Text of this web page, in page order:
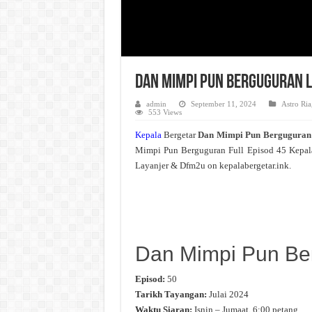
Dan Mimpi Pun Berguguran
admin September 11, 2024 Astro Ria
553 Views
KepalaBergetarDan Mimpi Pun Berguguran
Mimpi Pun Berguguran Full Episod 45
Layanjer & Dfm2u on kepalabergetar.ink.
Dan Mimpi Pun
Episod: 50
Tarikh Tayangan: Julai 2024
Waktu Siaran: Isnin – Jumaat, 6:00 petang